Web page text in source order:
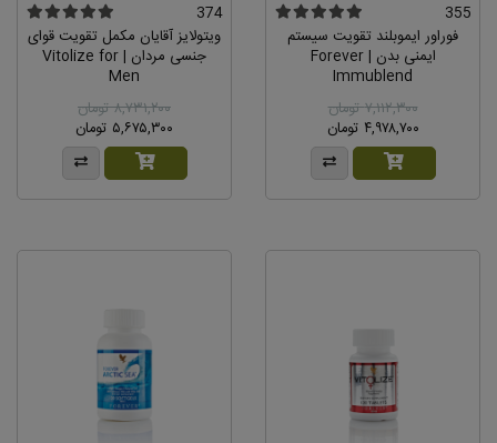
355
فوراور ایموبلند تقویت سیستم
ایمنی بدن | Forever
Immublend
۷,۱۱۲,۳۰۰ تومان
۴,۹۷۸,۷۰۰ تومان
374
ویتولایز آقایان مکمل تقویت قوای
جنسی مردان | Vitolize for
Men
۸,۷۳۱,۲۰۰ تومان
۵,۶۷۵,۳۰۰ تومان